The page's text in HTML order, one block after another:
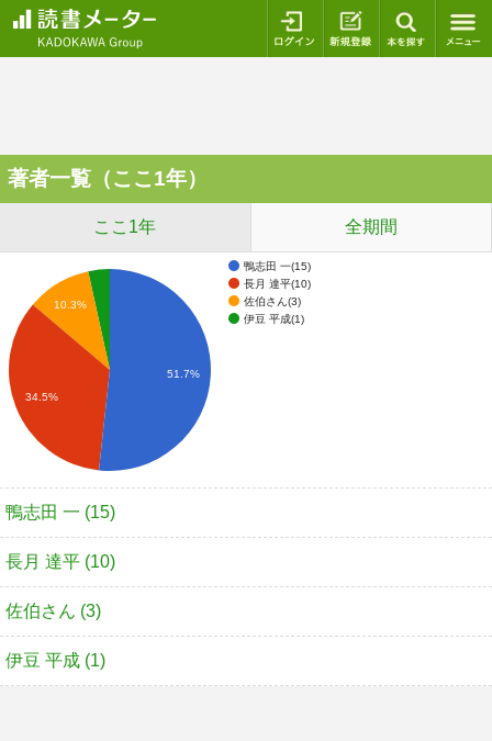
ログイン 新規登録
著者一覧（ここ1年）
ここ1年 全期間
鴨志田 一(15)
長月 達平(10)
佐伯さん(3)
伊豆 平成(1)
10.3%
34.5%
51.7%
鴨志田 一 (15)
長月 達平 (10)
佐伯さん (3)
伊豆 平成 (1)